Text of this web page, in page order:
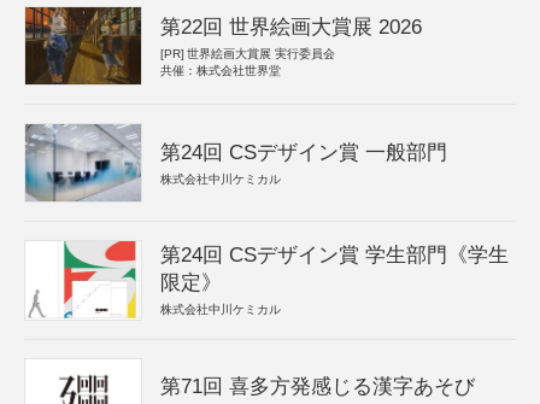
第22回 世界絵画大賞展 2026
[PR] 世界絵画大賞展 実行委員会
共催：株式会社世界堂
第24回 CSデザイン賞 一般部門
株式会社中川ケミカル
第24回 CSデザイン賞 学生部門《学生
限定》
株式会社中川ケミカル
第71回 喜多方発感じる漢字あそび